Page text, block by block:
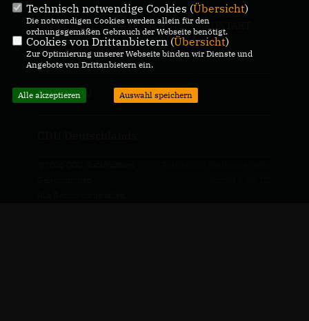
IMPRESSUM DATENSCHUTZ KONTAKT
CDU Gelsenkirchen
CDU NRW
Technisch notwendige Cookies (Übersicht)
Die notwendigen Cookies werden allein für den
ordnungsgemäßen Gebrauch der Webseite benötigt.
Cookies von Drittanbietern (Übersicht)
Zur Optimierung unserer Webseite binden wir Dienste und
Angebote von Drittanbietern ein.
Alle akzeptieren Auswahl speichern